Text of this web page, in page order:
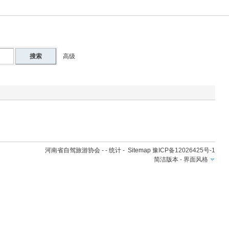
搜索 高级
河南省自驾旅游协会 - -统计 -Sitemap 豫ICP备12026425号-1
简洁版本 -界面风格